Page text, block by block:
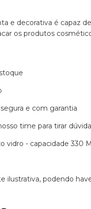
e decorativa é capaz
os produtos
e com garantia
time para tirar
vidro - capacidade 330
ilustrativa, podendo